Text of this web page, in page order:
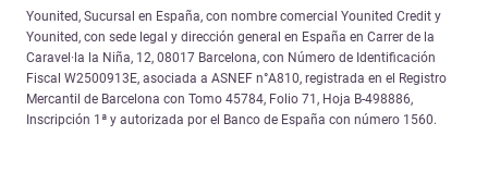
Younited, Sucursal en España, con nombre comercial Younited Credit y
Younited, con sede legal y dirección general en España en Carrer de la
Caravel·la la Niña, 12, 08017 Barcelona, con Número de Identificación
Fiscal W2500913E, asociada a ASNEF n°A810, registrada en el Registro
Mercantil de Barcelona con Tomo 45784, Folio 71, Hoja B-498886,
Inscripción 1ª y autorizada por el Banco de España con número 1560.